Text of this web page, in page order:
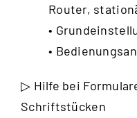
Router,
•
•
▷ Hilfe bei
Schriftstücken